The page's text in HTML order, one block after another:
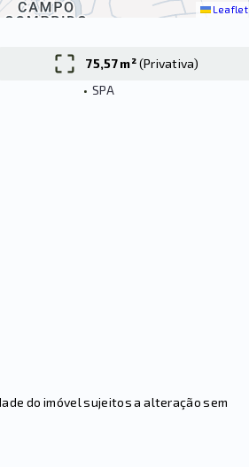
Leaflet
75,57 m²(Privativa)
• SPA
do imóvel sujeitos a alteração sem